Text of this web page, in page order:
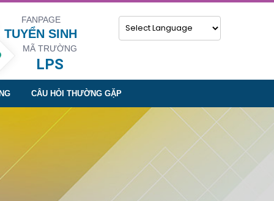
FANPAGE
TUYỂN SINH
MÃ TRƯỜNG
LPS
CÂU HỎI THƯỜNG GẶP